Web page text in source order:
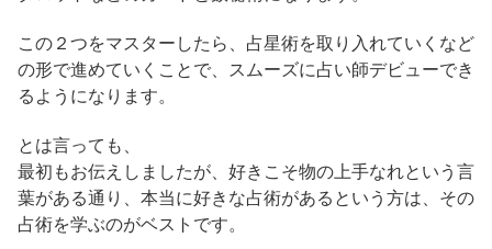
この２つをマスターしたら、占星術を取り入れていくなど
の形で進めていくことで、スムーズに占い師デビューでき
るようになります。
とは言っても、
最初もお伝えしましたが、好きこそ物の上手なれという言
葉がある通り、本当に好きな占術があるという方は、その
占術を学ぶのがベストです。